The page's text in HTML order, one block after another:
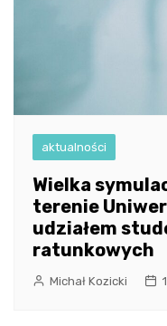
aktualności
Wielka
terenie
udziałem
ratunkowych
Michał Kozicki